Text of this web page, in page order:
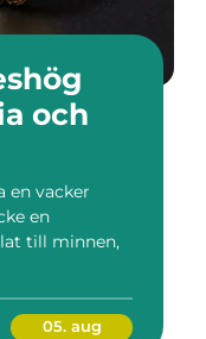
och
en vacker
en
till minnen,
05. aug